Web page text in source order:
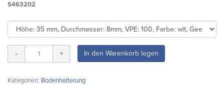
5463202
In den Warenkorb legen
Kategorien: Bodenhalterung